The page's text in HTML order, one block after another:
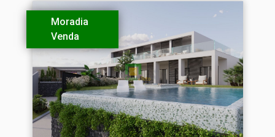
Moradia
Venda